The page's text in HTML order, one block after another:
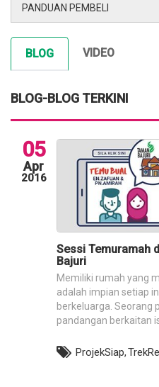
PANDUAN PEMBELI
BLOG VIDEO
BLOG-BLOG TERKINI
05
Apr
2016
Sessi Temuramah
Bajuri
Memiliki rumah yang
adalah impian setiap
berkeluarga. Seorang
pandangan berkaitan
ProjekSiap,